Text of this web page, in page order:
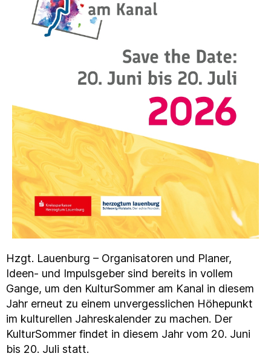
Hzgt. Lauenburg – Organisatoren und Planer,
Ideen- und Impulsgeber sind bereits in vollem
Gange, um den KulturSommer am Kanal in diesem
Jahr erneut zu einem unvergesslichen Höhepunkt
im kulturellen Jahreskalender zu machen. Der
KulturSommer findet in diesem Jahr vom 20. Juni
bis 20. Juli statt.